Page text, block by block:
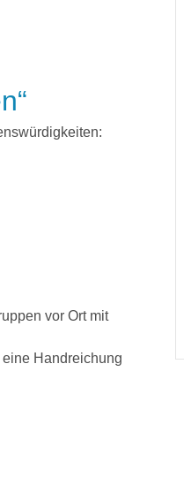
vor Ort mit
Handreichung